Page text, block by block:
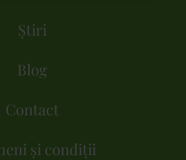
Știri
Blog
Contact
și condiții